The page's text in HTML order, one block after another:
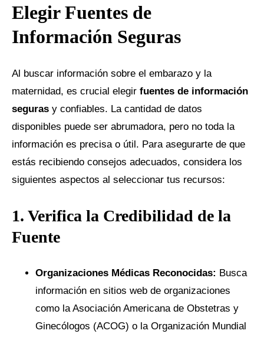
Elegir Fuentes de
Información Seguras
Al buscar información sobre el embarazo y la
maternidad, es crucial elegir fuentes de información
seguras y confiables. La cantidad de datos
disponibles puede ser abrumadora, pero no toda la
información es precisa o útil. Para asegurarte de que
estás recibiendo consejos adecuados, considera los
siguientes aspectos al seleccionar tus recursos:
1. Verifica la Credibilidad de la
Fuente
Organizaciones Médicas Reconocidas: Busca
información en sitios web de organizaciones
como la Asociación Americana de Obstetras y
Ginecólogos (ACOG) o la Organización Mundial